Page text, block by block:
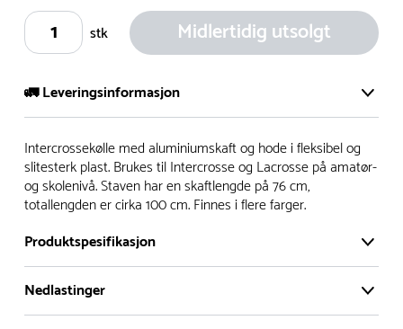
stk
Midlertidig utsolgt
🚛 Leveringsinformasjon
Vi har et stort og effektivt lager i Skanderborg, Danmark -
på ca. 6000 kvadratmeter, med mer enn 5000 produkter
klare for levering.
- Leveringstid på lagerførte varer er normalt 5-7 virkedager.
- Leveringstid på spesialvarer og bestillingsvarer vil variere.
Kontakt gjerne kundeservice for å få oppgitt forventet
leveringstid.
Intercrossekølle med aluminiumskaft og hode i fleksibel og
slitesterk plast. Brukes til Intercrosse og Lacrosse på amatør-
og skolenivå. Staven har en skaftlengde på 76 cm,
totallengden er cirka 100 cm. Finnes i flere farger.
Produktspesifikasjon
Materiale:
Aluminium
Nedlastinger